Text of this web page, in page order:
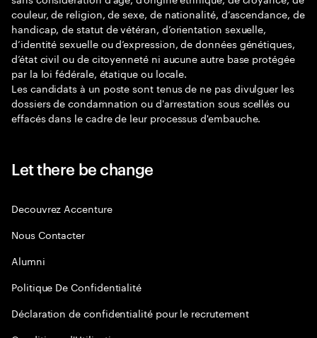
couleur, de religion, de sexe, de nationalité, d’ascendance, de
handicap, de statut de vétéran, d’orientation sexuelle,
d’identité sexuelle ou d’expression, de données génétiques,
d’état civil ou de citoyenneté ni aucune autre base protégée
par la loi fédérale, étatique ou locale.
Les candidats à un poste sont tenus de ne pas divulguer les
dossiers de condamnation ou d'arrestation sous scellés ou
effacés dans le cadre de leur processus d'embauche.
Let there be change
Decouvrez Accenture
Nous Contacter
Alumni
Politique De Confidentialité
Déclaration de confidentialité pour le recrutement